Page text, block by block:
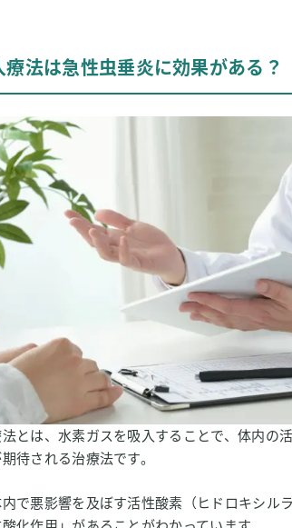
療法は急性虫垂炎に効果がある？
とは、水素ガスを吸入することで、体内の
待される治療法です。
で悪影響を及ぼす活性酸素（ヒドロキシル